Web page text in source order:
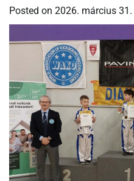
Posted on 2026. március 31.